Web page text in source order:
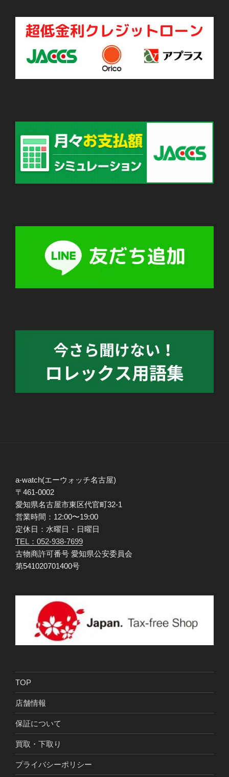
a-watch(エーウォッチ名古屋)
〒461-0002
愛知県名古屋市東区代官町32-1
営業時間：12:00〜19:00
定休日：水曜日・日曜日
TEL：052-938-7699
古物商許可番号 愛知県公安委員会
第541020701400号
TOP
店舗情報
保証について
買取・下取り
プライバシーポリシー